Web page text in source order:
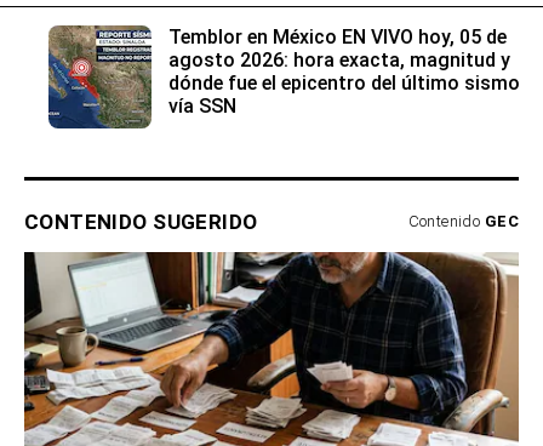
Temblor en México EN VIVO hoy, 05 de
agosto 2026: hora exacta, magnitud y
dónde fue el epicentro del último sismo
vía SSN
CONTENIDO SUGERIDO Contenido GEC